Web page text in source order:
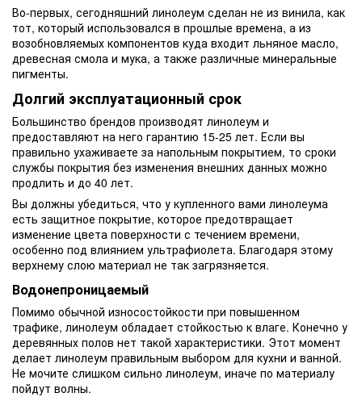
Во-первых, сегодняшний линолеум сделан не из винила, как
тот, который использовался в прошлые времена, а из
возобновляемых компонентов куда входит льняное масло,
древесная смола и мука, а также различные минеральные
пигменты.
Долгий эксплуатационный срок
Большинство брендов производят линолеум и
предоставляют на него гарантию 15-25 лет. Если вы
правильно ухаживаете за напольным покрытием, то сроки
службы покрытия без изменения внешних данных можно
продлить и до 40 лет.
Вы должны убедиться, что у купленного вами линолеума
есть защитное покрытие, которое предотвращает
изменение цвета поверхности с течением времени,
особенно под влиянием ультрафиолета. Благодаря этому
верхнему слою материал не так загрязняется.
Водонепроницаемый
Помимо обычной износостойкости при повышенном
трафике, линолеум обладает стойкостью к влаге. Конечно у
деревянных полов нет такой характеристики. Этот момент
делает линолеум правильным выбором для кухни и ванной.
Не мочите слишком сильно линолеум, иначе по материалу
пойдут волны.